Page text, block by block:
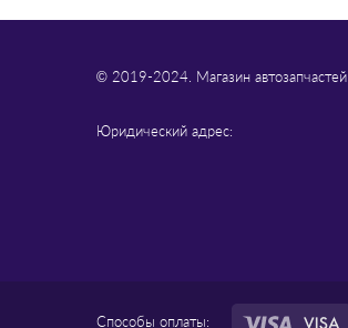
© 2019-2024. Магазин автозапчастей
Юридический адрес:
Способы оплаты: